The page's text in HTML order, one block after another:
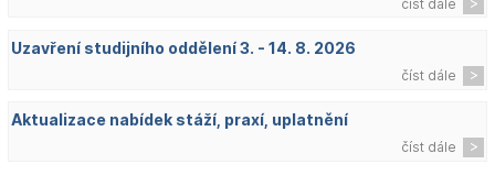
číst dále
Uzavření studijního oddělení 3. - 14. 8. 2026
číst dále
Aktualizace nabídek stáží, praxí, uplatnění
číst dále